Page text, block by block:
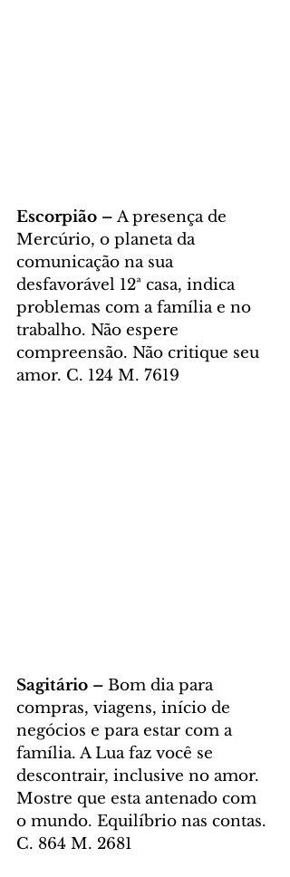
Escorpião – A presença de
Mercúrio, o planeta da
comunicação na sua
desfavorável 12ª casa, indica
problemas com a família e no
trabalho. Não espere
compreensão. Não critique seu
amor. C. 124 M. 7619
Sagitário – Bom dia para
compras, viagens, início de
negócios e para estar com a
família. A Lua faz você se
descontrair, inclusive no amor.
Mostre que esta antenado com
o mundo. Equilíbrio nas contas.
C. 864 M. 2681